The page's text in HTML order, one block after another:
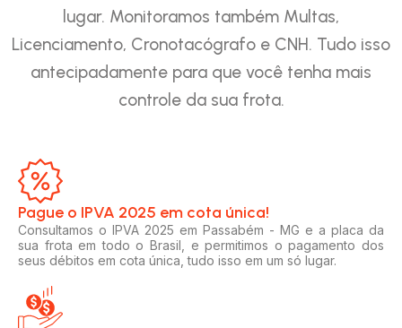
lugar. Monitoramos também Multas,
Licenciamento, Cronotacógrafo e CNH. Tudo isso
antecipadamente para que você tenha mais
controle da sua frota.
Pague o IPVA 2025 em cota única!​
Consultamos o IPVA 2025 em Passabém - MG e a placa da
sua frota em todo o Brasil, e permitimos o pagamento dos
seus débitos em cota única, tudo isso em um só lugar.